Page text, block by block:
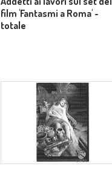
film 'Fantasmi a Roma' -
totale